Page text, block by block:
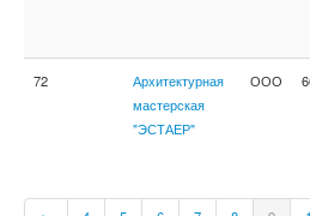
72
Архитектурная
мастерская
"ЭСТАЕР"
ООО